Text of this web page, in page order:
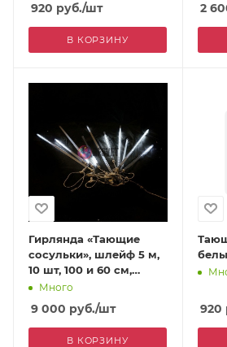
920 руб./шт
В КОРЗИНУ
2
Гирлянда «Тающие
сосульки», шлейф 5 м,
10 шт, 100 и 60 см,
белый
Много
9 000 руб./шт
В КОРЗИНУ
920